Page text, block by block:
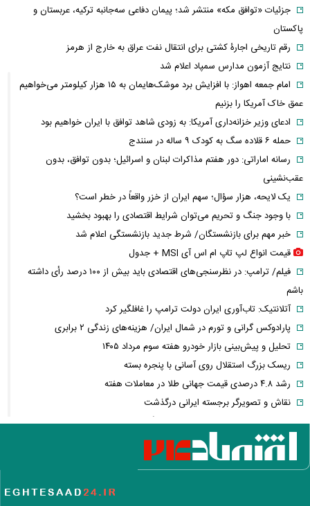
جزئیات «توافق مکه» منتشر شد؛ پیمان دفاعی سه‌جانبه ترکیه، عربستان و
پاکستان
رقم تاریخی اجارۀ کشتی برای انتقال نفت عراق به خارج از هرمز
نتایج آزمون مدارس سمپاد اعلام شد
امام‌ جمعه اهواز: با افزایش برد موشک‌هایمان به ۱۵ هزار کیلومتر می‌خواهیم
عمق خاک آمریکا را بزنیم
ادعای وزیر خزانه‌داری آمریکا: به زودی شاهد توافق با ایران خواهیم بود
حمله ۶ قلاده سگ به کودک ۹ ساله در سنندج
رسانه اماراتی: دور هفتم مذاکرات لبنان و اسرائیل؛ بدون توافق، بدون
عقب‌نشینی
یک لایحه، هزار سؤال؛ سهم ایران از خزر واقعاً در خطر است؟
با وجود جنگ و تحریم می‌توان شرایط اقتصادی را بهبود بخشید
خبر مهم برای بازنشستگان/ شرط جدید بازنشستگی اعلام شد
قیمت انواع لپ تاپ ام اس آی MSI + جدول
فیلم/ ترامپ: در نظرسنجی‌های اقتصادی باید بیش از ۱۰۰ درصد رأی داشته
باشم
آتلانتیک: تاب‌آوری ایران دولت ترامپ را غافلگیر کرد
پارادوکس گرانی و تورم در شمال ایران/ هزینه‌های زندگی ۲ برابری
تحلیل و پیش‌بینی بازار خودرو هفته سوم مرداد ۱۴۰۵
ریسک بزرگ استقلال روی آسانی با پنجره بسته
رشد ۴.۸ درصدی قیمت جهانی طلا در معاملات هفته
نقاش و تصویرگر برجسته ایرانی درگذشت
معاون عراقچی: در هیچ دوره‌ای هماهنگی بین میدان و دیپلماسی را مانند
حال حاضر نداشتیم
وزارت دفاع چین: به نوسازی ارتش در بالاترین سطح ادامه خواهیم داد